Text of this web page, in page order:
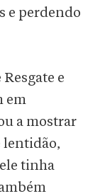
e perdendo
e
em
a mostrar
lentidão,
tinha